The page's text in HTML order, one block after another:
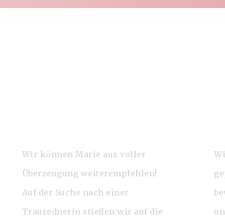
Wir können Marie aus voller
Überzeugung weiterempfehlen!
Auf der Suche nach einer
Traurednerin stießen wir auf die